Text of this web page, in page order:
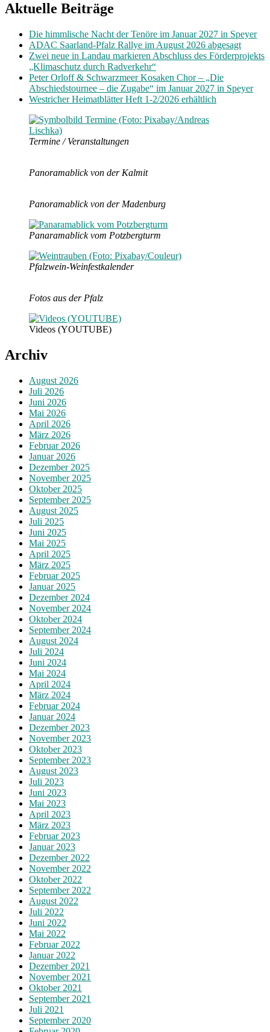
Aktuelle Beiträge
Die himmlische Nacht der Tenöre im Januar 2027 in Speyer
ADAC Saarland-Pfalz Rallye im August 2026 abgesagt
Zwei neue in Landau markieren Abschluss des Förderprojekts
„Klimaschutz durch Radverkehr“
Peter Orloff & Schwarzmeer Kosaken Chor – „Die
Abschiedstournee – die Zugabe“ im Januar 2027 in Speyer
Westricher Heimatblätter Heft 1-2/2026 erhältlich
Termine / Veranstaltungen
Panoramablick von der Kalmit
Panoramablick von der Madenburg
Panaramablick vom Potzbergturm
Pfalzwein-Weinfestkalender
Fotos aus der Pfalz
Videos (YOUTUBE)
Archiv
August 2026
Juli 2026
Juni 2026
Mai 2026
April 2026
März 2026
Februar 2026
Januar 2026
Dezember 2025
November 2025
Oktober 2025
September 2025
August 2025
Juli 2025
Juni 2025
Mai 2025
April 2025
März 2025
Februar 2025
Januar 2025
Dezember 2024
November 2024
Oktober 2024
September 2024
August 2024
Juli 2024
Juni 2024
Mai 2024
April 2024
März 2024
Februar 2024
Januar 2024
Dezember 2023
November 2023
Oktober 2023
September 2023
August 2023
Juli 2023
Juni 2023
Mai 2023
April 2023
März 2023
Februar 2023
Januar 2023
Dezember 2022
November 2022
Oktober 2022
September 2022
August 2022
Juli 2022
Juni 2022
Mai 2022
Februar 2022
Januar 2022
Dezember 2021
November 2021
Oktober 2021
September 2021
Juli 2021
September 2020